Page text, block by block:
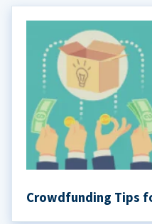
Crowdfunding Tips